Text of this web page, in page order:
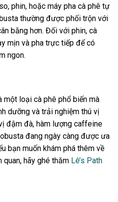
phin, hoặc máy pha cà phê tự
thường được phối trộn với
bằng hơn. Đối với phin, cà
mịn và pha trực tiếp để có
ngon.
một loại cà phê phổ biến mà
dưỡng và trải nghiệm thú vị
đậm đà, hàm lượng caffeine
đang ngày càng được ưa
bạn muốn khám phá thêm về
hãy ghé thăm Lê’s Path